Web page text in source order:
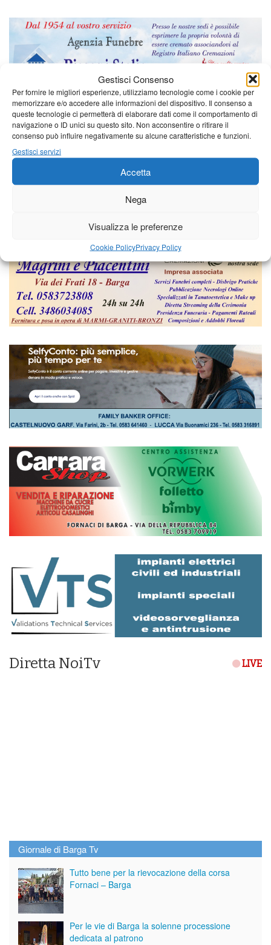
Gestisci Consenso
Per fornire le migliori esperienze, utilizziamo tecnologie come i cookie per
memorizzare e/o accedere alle informazioni del dispositivo. Il consenso a
queste tecnologie ci permetterà di elaborare dati come il comportamento di
navigazione o ID unici su questo sito. Non acconsentire o ritirare il
consenso può influire negativamente su alcune caratteristiche e funzioni.
Gestisci servizi
Accetta
Nega
Visualizza le preferenze
Cookie PolicyPrivacy Policy
Diretta NoiTv LIVE
Giornale di Barga Tv
Tutto bene per la rievocazione della corsa
Fornaci – Barga
Per le vie di Barga la solenne processione
dedicata al patrono